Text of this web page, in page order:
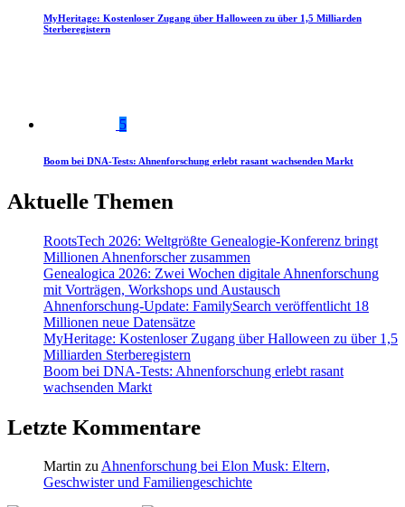
MyHeritage: Kostenloser Zugang über Halloween zu über 1,5 Milliarden
Sterberegistern
5
Boom bei DNA-Tests: Ahnenforschung erlebt rasant wachsenden Markt
Aktuelle Themen
RootsTech 2026: Weltgrößte Genealogie-Konferenz bringt
Millionen Ahnenforscher zusammen
Genealogica 2026: Zwei Wochen digitale Ahnenforschung
mit Vorträgen, Workshops und Austausch
Ahnenforschung-Update: FamilySearch veröffentlicht 18
Millionen neue Datensätze
MyHeritage: Kostenloser Zugang über Halloween zu über 1,5
Milliarden Sterberegistern
Boom bei DNA-Tests: Ahnenforschung erlebt rasant
wachsenden Markt
Letzte Kommentare
Martin zu Ahnenforschung bei Elon Musk: Eltern,
Geschwister und Familiengeschichte